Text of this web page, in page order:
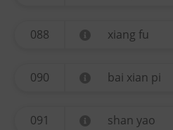
088 xiang fu
090 bai xian pi
091 shan yao